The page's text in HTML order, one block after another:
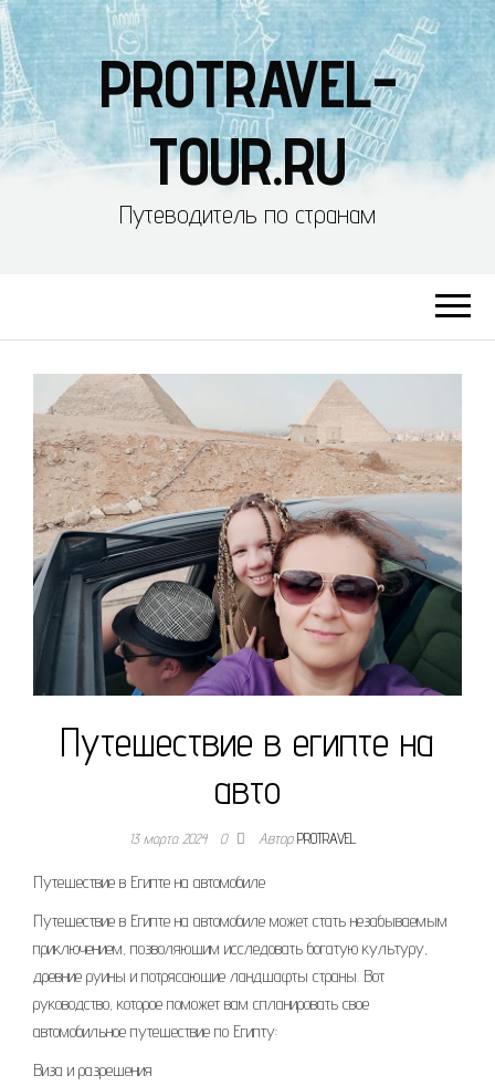
PROTRAVEL-
TOUR.RU
Путеводитель по странам
Путешествие в египте на
авто
13 марта 2024 0 АвторPROTRAVEL
Путешествие в Египте на автомобиле
Путешествие в Египте на автомобиле может стать незабываемым
приключением, позволяющим исследовать богатую культуру,
древние руины и потрясающие ландшафты страны. Вот
руководство, которое поможет вам спланировать свое
автомобильное путешествие по Египту:
Виза и разрешения